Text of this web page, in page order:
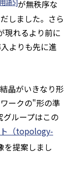
語5]が無秩序な
しました。さら
現れるより前に
よりも先に進
晶がいきなり形
ークの"形の準
ループはこの
ト（topology-
を提案しまし